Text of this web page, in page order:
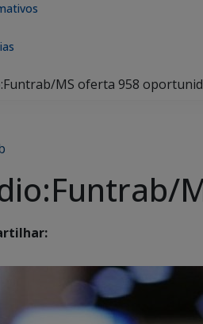
MS oferta 958